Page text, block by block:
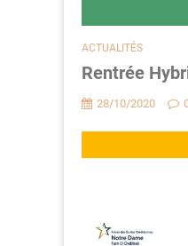
ACTUALITÉS
Rentrée
28/10/2020